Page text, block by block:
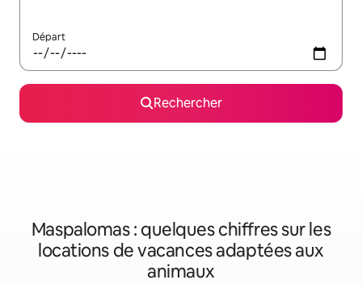
Départ
Rechercher
Maspalomas : quelques chiffres sur les
locations de vacances adaptées aux
animaux